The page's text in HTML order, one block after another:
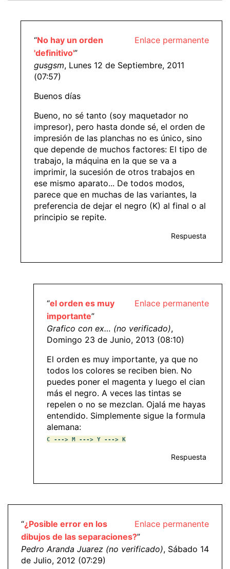
Enlace permanente
“No hay un orden
'definitivo'”
gusgsm, Lunes 12 de Septiembre, 2011
(07:57)
Buenos días
Bueno, no sé tanto (soy maquetador no
impresor), pero hasta donde sé, el orden de
impresión de las planchas no es único, sino
que depende de muchos factores: El tipo de
trabajo, la máquina en la que se va a
imprimir, la sucesión de otros trabajos en
ese mismo aparato... De todos modos,
parece que en muchas de las variantes, la
preferencia de dejar el negro (K) al final o al
principio se repite.
Respuesta
Enlace permanente
“el orden es muy
importante”
Grafico con ex… (no verificado),
Domingo 23 de Junio, 2013 (08:10)
El orden es muy importante, ya que no
todos los colores se reciben bien. No
puedes poner el magenta y luego el cian
más el negro. A veces las tintas se
repelen o no se mezclan. Ojalá me hayas
entendido. Simplemente sigue la formula
alemana:
C ---> M ---> Y ---> K
Respuesta
Enlace permanente
“¿Posible error en los
dibujos de las separaciones?”
Pedro Aranda Juarez (no verificado), Sábado 14
de Julio, 2012 (07:29)